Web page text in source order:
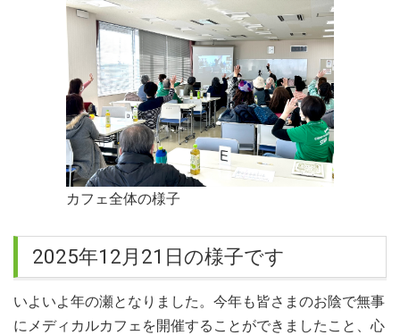
カフェ全体の様子
2025年12月21日の様子です
いよいよ年の瀬となりました。今年も皆さまのお陰で無事
にメディカルカフェを開催することができましたこと、心